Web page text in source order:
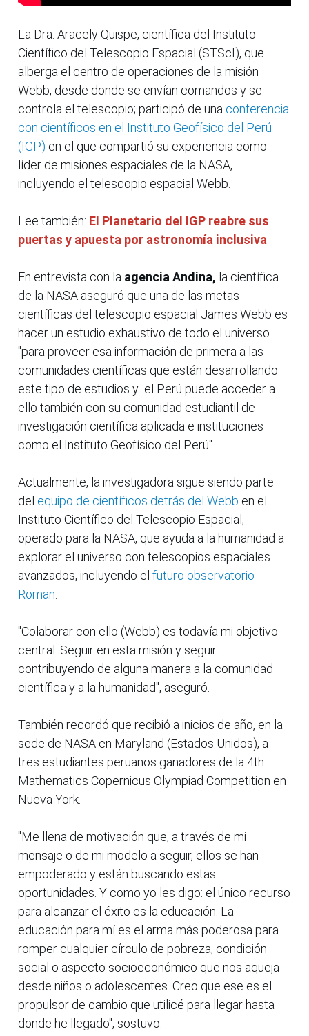
La Dra. Aracely Quispe, científica del Instituto
Científico del Telescopio Espacial (STScI), que
alberga el centro de operaciones de la misión
Webb, desde donde se envían comandos y se
controla el telescopio; participó de una conferencia
con científicos en el Instituto Geofísico del Perú
(IGP) en el que compartió su experiencia como
líder de misiones espaciales de la NASA,
incluyendo el telescopio espacial Webb.
Lee también: El Planetario del IGP reabre sus
puertas y apuesta por astronomía inclusiva
En entrevista con la agencia Andina, la científica
de la NASA aseguró que una de las metas
científicas del telescopio espacial James Webb es
hacer un estudio exhaustivo de todo el universo
"para proveer esa información de primera a las
comunidades científicas que están desarrollando
este tipo de estudios y el Perú puede acceder a
ello también con su comunidad estudiantil de
investigación científica aplicada e instituciones
como el Instituto Geofísico del Perú".
Actualmente, la investigadora sigue siendo parte
del equipo de científicos detrás del Webb en el
Instituto Científico del Telescopio Espacial,
operado para la NASA, que ayuda a la humanidad a
explorar el universo con telescopios espaciales
avanzados, incluyendo el futuro observatorio
Roman
"Colaborar con ello (Webb) es todavía mi objetivo
central. Seguir en esta misión y seguir
contribuyendo de alguna manera a la comunidad
científica y a la humanidad", aseguró.
También recordó que recibió a inicios de año, en la
sede de NASA en Maryland (Estados Unidos), a
tres estudiantes peruanos ganadores de la 4th
Mathematics Copernicus Olympiad Competition en
Nueva York.
"Me llena de motivación que, a través de mi
mensaje o de mi modelo a seguir, ellos se han
empoderado y están buscando estas
oportunidades. Y como yo les digo: el único recurso
para alcanzar el éxito es la educación. La
educación para mí es el arma más poderosa para
romper cualquier círculo de pobreza, condición
social o aspecto socioeconómico que nos aqueja
desde niños o adolescentes. Creo que ese es el
propulsor de cambio que utilicé para llegar hasta
donde he llegado", sostuvo.